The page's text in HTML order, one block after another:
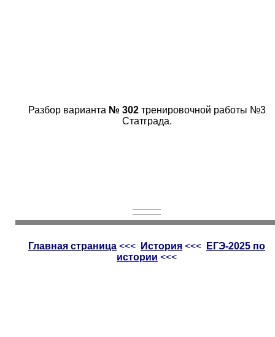
Разбор варианта № 302 тренировочной работы №3
Статграда.
Главная страница <<< История <<<
ЕГЭ-2025 по
истории <<<